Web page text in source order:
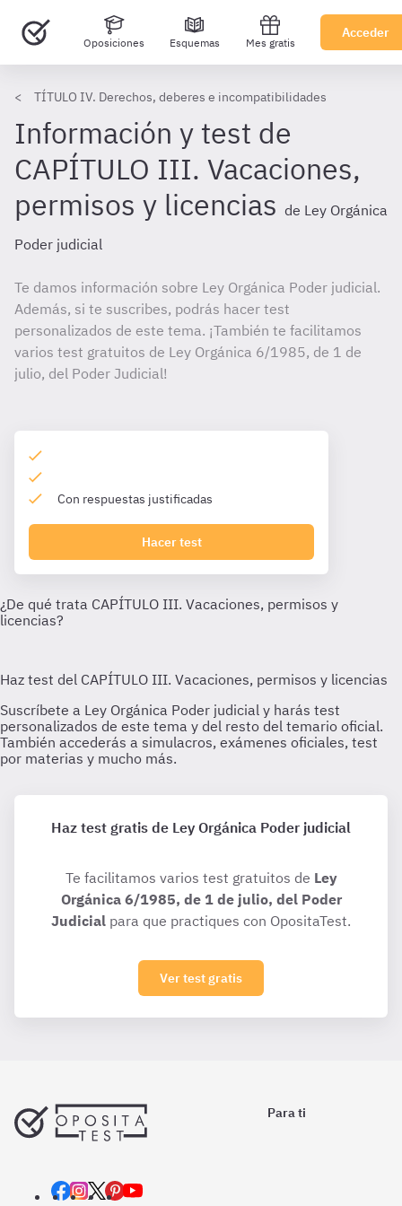
Oposiciones Esquemas Mes gratis
Acceder
TÍTULO IV. Derechos, deberes e incompatibilidades
Información y test de
CAPÍTULO III. Vacaciones,
permisos y licencias de Ley Orgánica
Poder judicial
Te damos información sobre Ley Orgánica Poder judicial.
Además, si te suscribes, podrás hacer test
personalizados de este tema. ¡También te facilitamos
varios test gratuitos de Ley Orgánica 6/1985, de 1 de
julio, del Poder Judicial!
Con respuestas justificadas
Hacer test
Haz test gratis de Ley Orgánica Poder judicial
Te facilitamos varios test gratuitos de Ley
Orgánica 6/1985, de 1 de julio, del Poder
Judicial para que practiques con OpositaTest.
Ver test gratis
Para ti